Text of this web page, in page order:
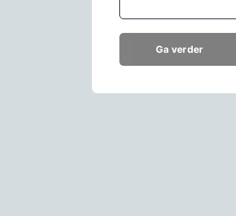
Ga verder